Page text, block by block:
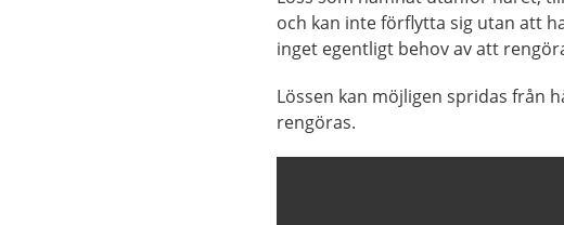
och kan inte förflytta sig utan att
inget egentligt behov av att
Lössen kan möjligen spridas från
rengöras.